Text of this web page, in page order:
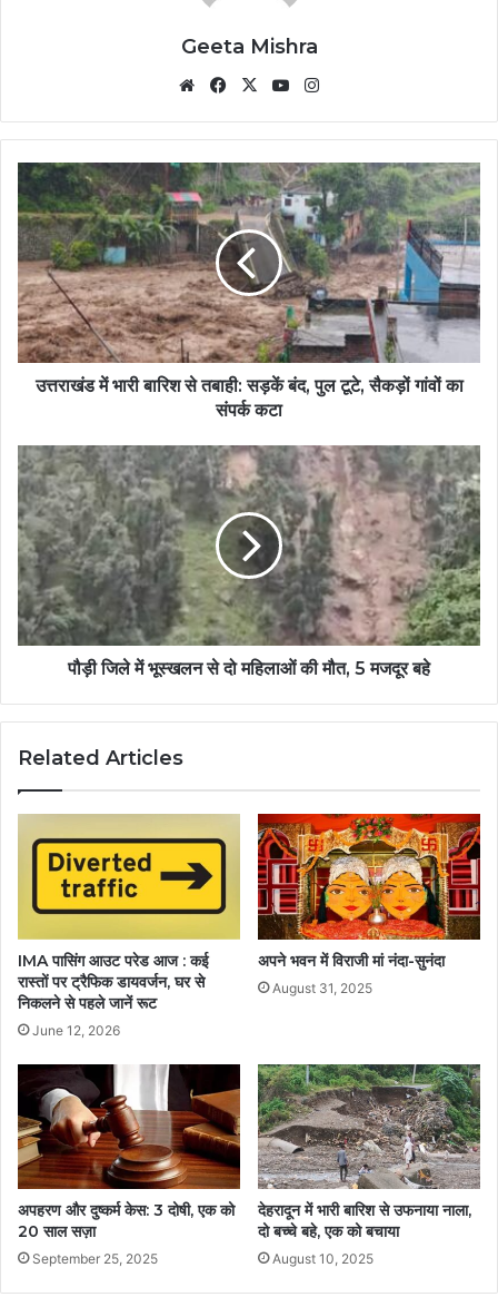
Geeta Mishra
WebsiteFacebook
X YouTube
उत्तराखंड में भारी बारिश से तबाही: सड़कें बंद, पुल टूटे, सैकड़ों गांवों का
संपर्क कटा
पौड़ी जिले में भूस्खलन से दो महिलाओं की मौत, 5 मजदूर बहे
Related Articles
IMA पासिंग आउट परेड आज : कई
रास्तों पर ट्रैफिक डायवर्जन, घर से
निकलने से पहले जानें रूट
June 12, 2026
अपने भवन में विराजी मां नंदा-सुनंदा
August 31, 2025
अपहरण और दुष्कर्म केस: 3 दोषी, एक को
20 साल सज़ा
September 25, 2025
देहरादून में भारी बारिश से उफनाया नाला,
दो बच्चे बहे, एक को बचाया
August 10, 2025